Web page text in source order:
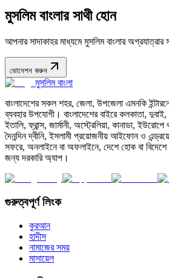
মুসলিম বাংলার সাথী হোন
আপনার সাদাকাহর মাধ্যমে মুসলিম বাংলার অগ্রযাত্রার
ডোনেশন করুন
মুসলিম বাংলা
বাংলাদেশের সকল শহর, জেলা, উপজেলা এমনকি
ব্যবহার উপযোগী। বাংলাদেশের বাইরে কলকাতা,
ইতালি, ফ্রান্স, জার্মানী, অস্ট্রেলিয়া, কানাডা, ইউরোপে
দৈনন্দিন দ্বীনি, ইসলামী প্রয়োজনীয় আইফোন ও
সফরে, অনলাইনে বা অফলাইনে, দেশে হোক বা বিদেশে
জন্য দরকারি অ্যাপ।
গুরুত্বপূর্ণ লিংক
কুরআন
হাদীস
নামাজের সময়
মাসায়েল